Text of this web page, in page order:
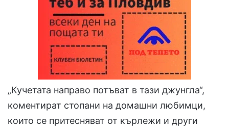
„Кучетата направо потъват в тази джунгла“,
коментират стопани на домашни любимци,
които се притесняват от кърлежи и други